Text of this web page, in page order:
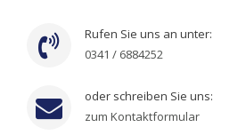
Rufen Sie uns an unter:
0341 / 6884252
oder schreiben Sie uns:
zum Kontaktformular